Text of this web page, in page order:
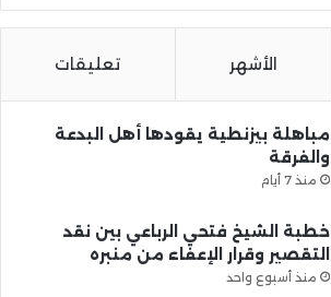
الأشهر تعليقات
مباهلة بيزنطية يقودها أهل البدعة
والفرقة
منذ 7 أيام
خطبة الشيخ فتحي الرباعي بين نقد
التقصير وقرار الإعفاء من منبره
منذ أسبوع واحد